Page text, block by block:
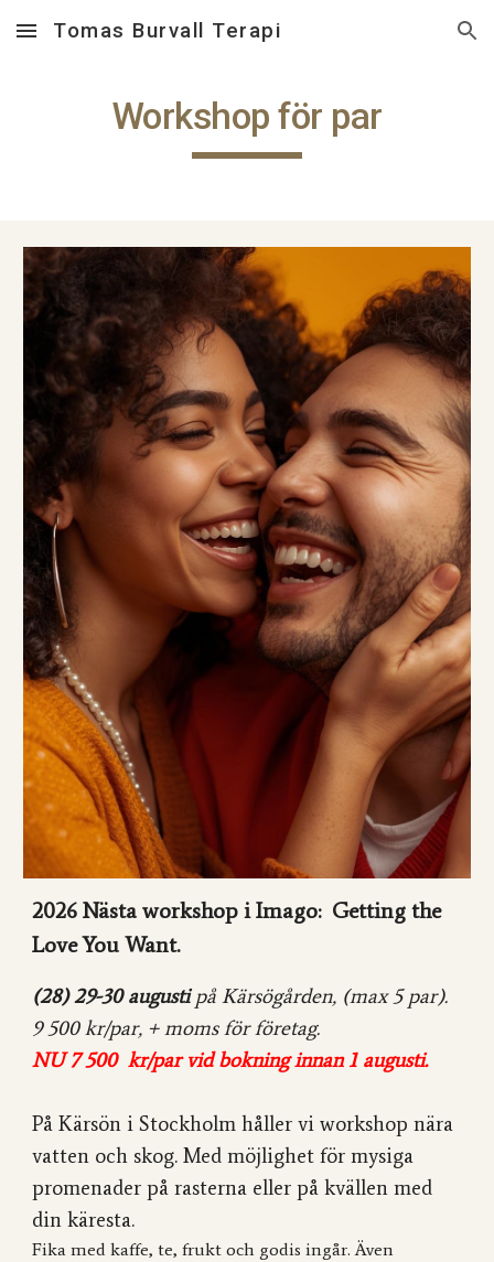
Skip to main content Skip to navigation
Tomas Burvall Terapi
Workshop för par
2026 Nästa workshop i Imago: Getting the
Love You Want.
(28) 29-30 augustipå Kärsögården, (max 5 par).
9 500 kr/par, + moms för företag.
NU 7 500 kr/par vid bokning innan 1 augusti.
På Kärsön i Stockholm håller vi workshop nära
vatten och skog. Med möjlighet för mysiga
promenader på rasterna eller på kvällen med
din käresta.
Fika med kaffe, te, frukt och godis ingår. Även